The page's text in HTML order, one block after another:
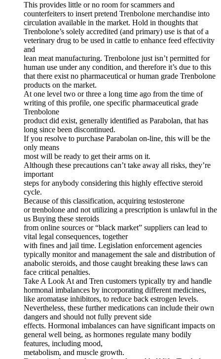
This provides little or no room for scammers and
counterfeiters to insert pretend Trenbolone merchandise into
circulation available in the market. Hold in thoughts that
Trenbolone’s solely accredited (and primary) use is that of a
veterinary drug to be used in cattle to enhance feed effectivity
and
lean meat manufacturing. Trenbolone just isn’t permitted for
human use under any condition, and therefore it’s due to this
that there exist no pharmaceutical or human grade Trenbolone
products on the market.
At one level two or three a long time ago from the time of
writing of this profile, one specific pharmaceutical grade
Trenbolone
product did exist, generally identified as Parabolan, that has
long since been discontinued.
If you resolve to purchase Parabolan on-line, this will be the
only means
most will be ready to get their arms on it.
Although these precautions can’t take away all risks, they’re
important
steps for anybody considering this highly effective steroid
cycle.
Because of this classification, acquiring testosterone
or trenbolone and not utilizing a prescription is unlawful in the
us Buying these steroids
from online sources or “black market” suppliers can lead to
vital legal consequences, together
with fines and jail time. Legislation enforcement agencies
typically monitor and management the sale and distribution of
anabolic steroids, and those caught breaking these laws can
face critical penalties.
Take A Look At and Tren customers typically try and handle
hormonal imbalances by incorporating different medicines,
like aromatase inhibitors, to reduce back estrogen levels.
Nevertheless, these further medications can include their own
dangers and should not fully prevent side
effects. Hormonal imbalances can have significant impacts on
general well being, as hormones regulate many bodily
features, including mood,
metabolism, and muscle growth.